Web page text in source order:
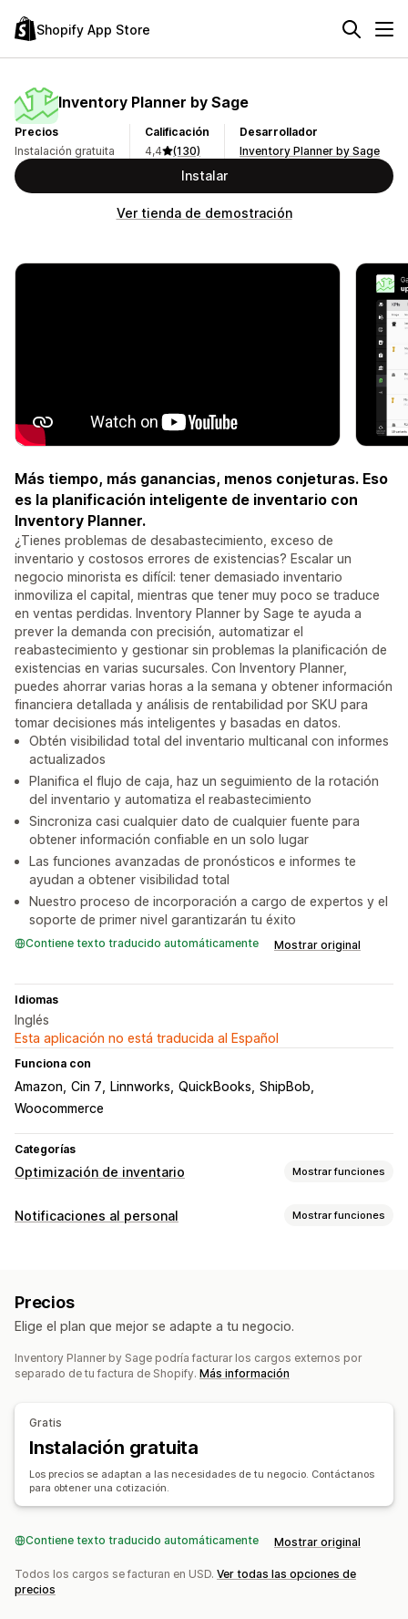
Shopify App Store
Inventory Planner by Sage
Precios
Instalación gratuita
Calificación
4,4
(130)
Desarrollador
Inventory Planner by Sage
Instalar
Ver tienda de demostración
Más tiempo, más ganancias, menos conjeturas. Eso
es la planificación inteligente de inventario con
Inventory Planner.
¿Tienes problemas de desabastecimiento, exceso de
inventario y costosos errores de existencias? Escalar un
negocio minorista es difícil: tener demasiado inventario
inmoviliza el capital, mientras que tener muy poco se traduce
en ventas perdidas. Inventory Planner by Sage te ayuda a
prever la demanda con precisión, automatizar el
reabastecimiento y gestionar sin problemas la planificación de
existencias en varias sucursales. Con Inventory Planner,
puedes ahorrar varias horas a la semana y obtener información
financiera detallada y análisis de rentabilidad por SKU para
tomar decisiones más inteligentes y basadas en datos.
Obtén visibilidad total del inventario multicanal con informes
actualizados
Planifica el flujo de caja, haz un seguimiento de la rotación
del inventario y automatiza el reabastecimiento
Sincroniza casi cualquier dato de cualquier fuente para
obtener información confiable en un solo lugar
Las funciones avanzadas de pronósticos e informes te
ayudan a obtener visibilidad total
Nuestro proceso de incorporación a cargo de expertos y el
soporte de primer nivel garantizarán tu éxito
Contiene texto traducido automáticamente Mostrar original
Idiomas
Inglés
Esta aplicación no está traducida al Español
Funciona con
Amazon Cin 7 Linnworks QuickBooks ShipBob
Woocommerce
Categorías
Optimización de inventario Mostrar funciones
Gestión de inventario
Transferencia de existencias
Escáneres
Planificación de inventario
Automatización del flujo de trabajo Multicanal
Pedidos de compra
Notificaciones e informes y estadísticas
Recordatorios de reabastecimiento
Notificaciones de producto agotado Alertas de umbral
Informes personalizados
Información útil
Notificaciones de correo electrónico
Notificaciones al personal Mostrar funciones
Pedidos de compra
Notificaciones al personal Notificaciones de proveedores
Notificaciones de proveedores
Precios
Elige el plan que mejor se adapte a tu negocio.
Inventory Planner by Sage podría facturar los cargos externos por
separado de tu factura de Shopify. Más información
Gratis
Instalación gratuita
Los precios se adaptan a las necesidades de tu negocio. Contáctanos
para obtener una cotización.
Contiene texto traducido automáticamente Mostrar original
Todos los cargos se facturan en USD. Ver todas las opciones de
precios